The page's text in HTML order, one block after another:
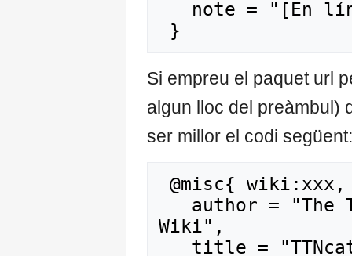
Si empreu el paquet url
algun lloc del preàmbul)
ser millor el codi següent:
Wiki",